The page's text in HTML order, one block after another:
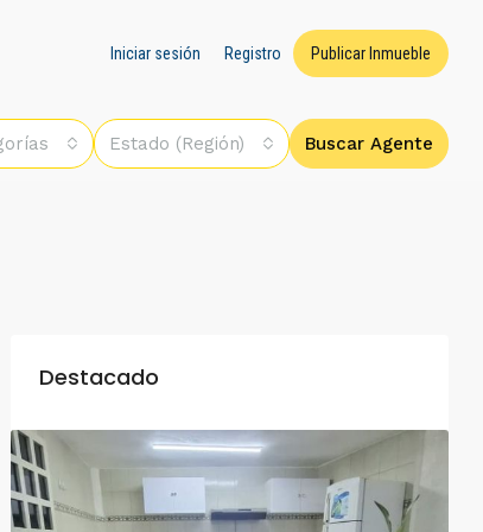
Iniciar sesión Registro Publicar Inmueble
Estado (Región) Buscar Agente
Destacado